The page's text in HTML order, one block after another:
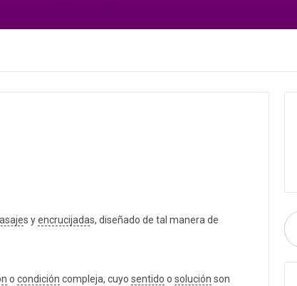
s yencrucijadas, diseñado de tal manera de
o condición compleja, cuyo sentido o solución son